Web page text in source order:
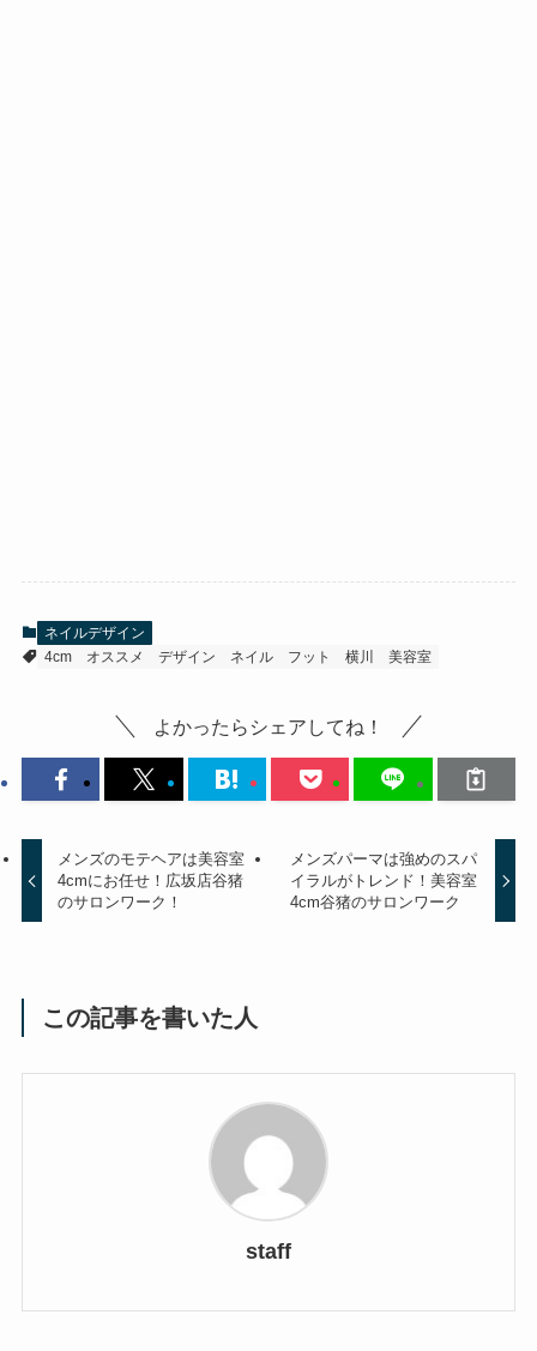
ネイルデザイン
4cm
オススメ デザイン ネイル フット 横川 美容室
よかったらシェアしてね！
メンズのモテヘアは美容室
4cmにお任せ！広坂店谷猪
のサロンワーク！
メンズパーマは強めのスパ
イラルがトレンド！美容室
4cm谷猪のサロンワーク
この記事を書いた人
staff